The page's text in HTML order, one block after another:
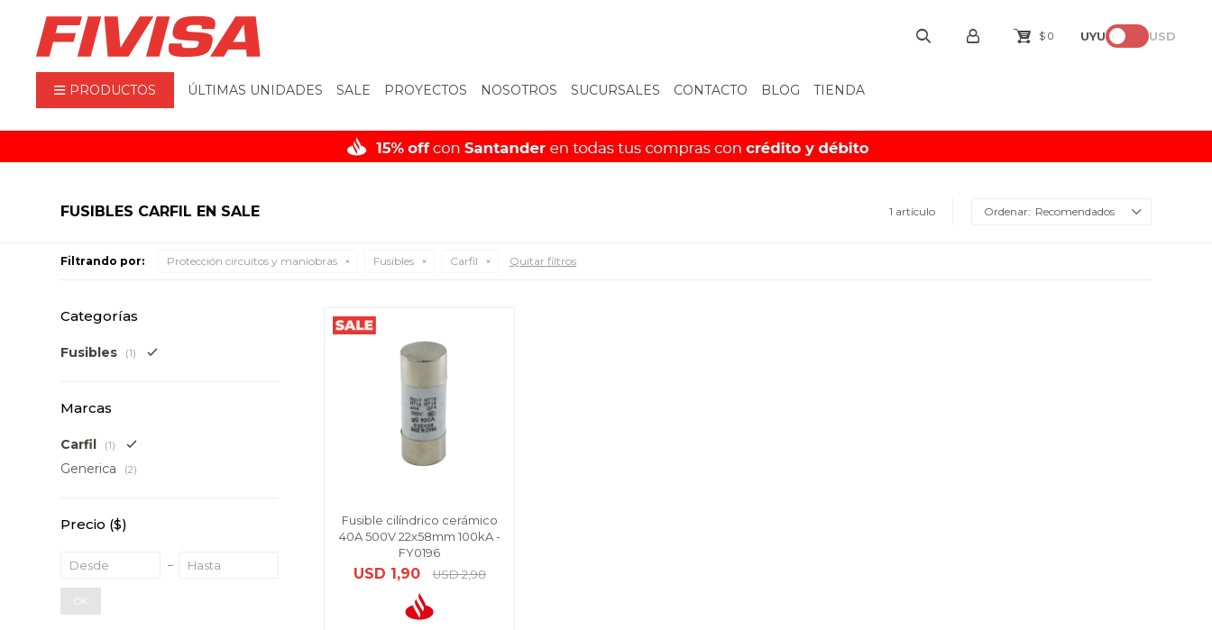
PRODUCTOS ÚLTIMAS UNIDADES SALE PROYECTOS NOSOTROS SUCURSALES CONTACTO BLOG TIENDA
$ 0 UYU USD
FUSIBLES CARFIL EN SALE 1 artículo Recomendados
Filtrando por: Protección circuitos y maniobras Fusibles Carfil Quitar filtros
Fusible cilíndrico cerámico
40A 500V 22x58mm 100kA -
FY0196
USD 1,90 USD 2,98
Categorías
Fusibles (1)
Marcas
Carfil (1)
Generica (2)
Precio ($)
OK